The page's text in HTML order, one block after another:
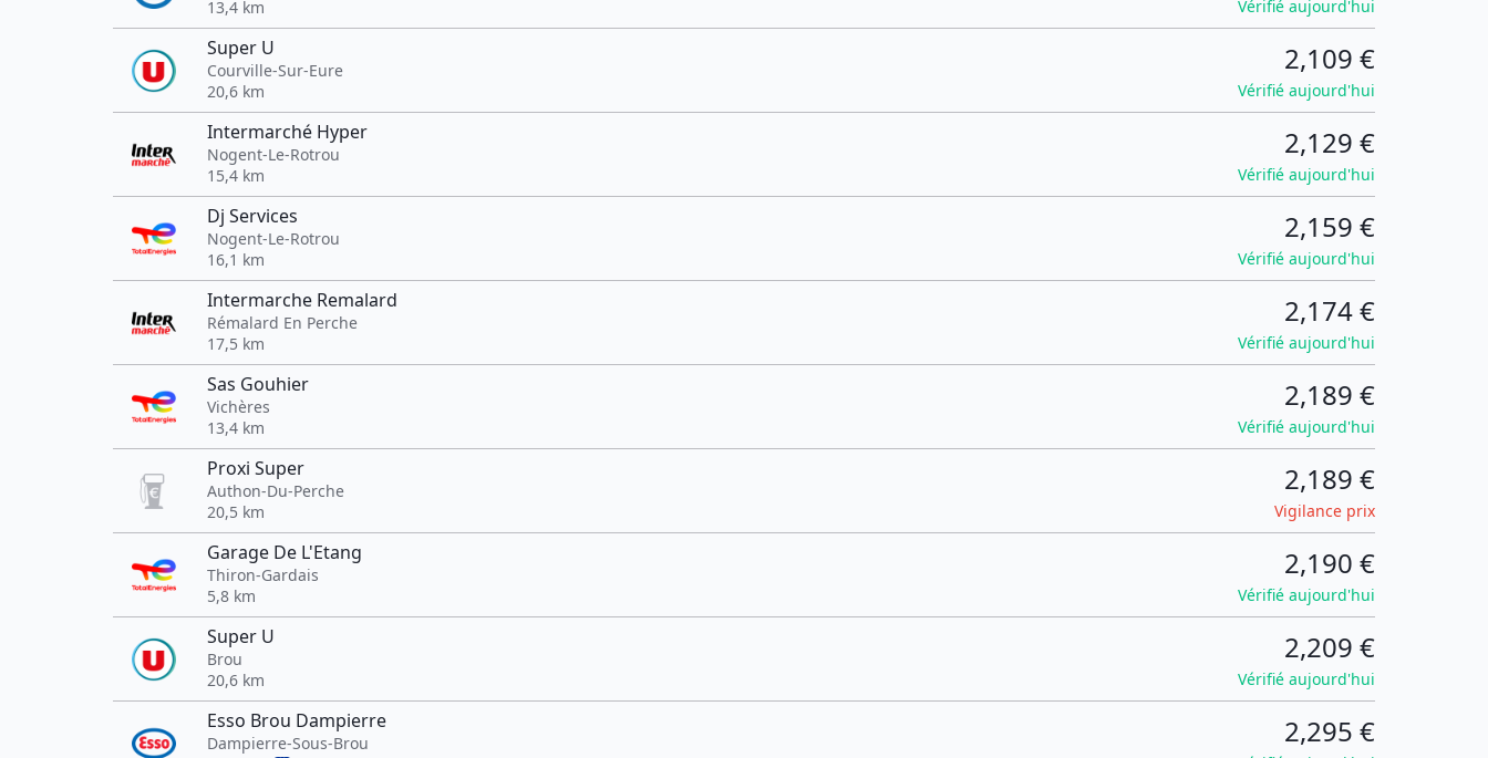
13,4 km
Vérifié aujourd'hui
Super U
Courville-Sur-Eure
20,6 km
2,109 €
Vérifié aujourd'hui
Intermarché Hyper
Nogent-Le-Rotrou
15,4 km
2,129 €
Vérifié aujourd'hui
Dj Services
Nogent-Le-Rotrou
16,1 km
2,159 €
Vérifié aujourd'hui
Intermarche Remalard
Rémalard En Perche
17,5 km
2,174 €
Vérifié aujourd'hui
Sas Gouhier
Vichères
13,4 km
2,189 €
Vérifié aujourd'hui
Proxi Super
Authon-Du-Perche
20,5 km
2,189 €
Vigilance prix
Garage De L'Etang
Thiron-Gardais
5,8 km
2,190 €
Vérifié aujourd'hui
Super U
Brou
20,6 km
2,209 €
Vérifié aujourd'hui
Esso Brou Dampierre
Dampierre-Sous-Brou
2,295 €